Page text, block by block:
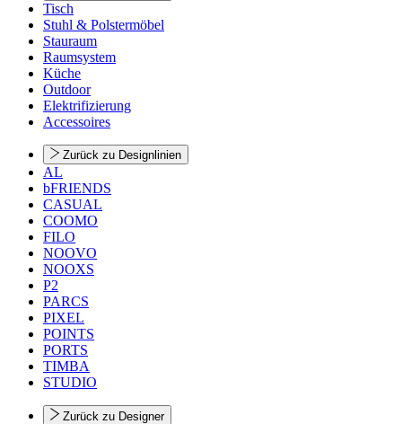
Tisch
Stuhl & Polstermöbel
Stauraum
Raumsystem
Küche
Outdoor
Elektrifizierung
Accessoires
Zurück zu Designlinien
AL
bFRIENDS
CASUAL
COOMO
FILO
NOOVO
NOOXS
P2
PARCS
PIXEL
POINTS
PORTS
TIMBA
STUDIO
Zurück zu Designer